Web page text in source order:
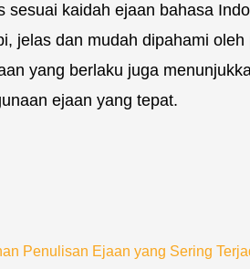
sesuai kaidah ejaan bahasa
jelas dan mudah dipahami
yang berlaku juga
ejaan yang tepat.
Penulisan Ejaan yang Sering